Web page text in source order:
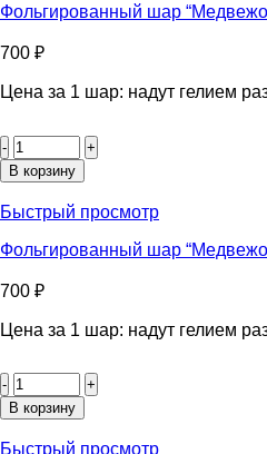
46см
Фольгированный шар
700 ₽
Цена за 1 шар: надут гелием
товара
Фольгированный
шар
“Медвежонок
девочки”
В корзину
Быстрый просмотр
Фольгированный шар
700 ₽
Цена за 1 шар: надут гелием
товара
Фольгированный
“Медвежонок
В корзину
Быстрый просмотр